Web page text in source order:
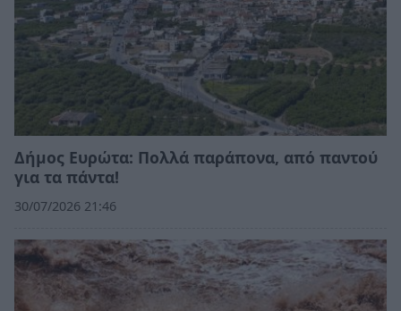
Δήμος Ευρώτα: Πολλά παράπονα, από παντού
για τα πάντα!
30/07/2026 21:46